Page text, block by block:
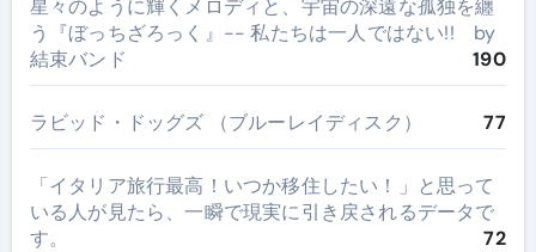
星々のように輝くメロディと、宇宙の深遠な孤独を纏
う『ぼっちざろっく』-- 私たちは一人ではない!! by
結束バンド
190
ラビッド・ドッグズ （ブルーレイディスク） 77
​「イタリア旅行最高！いつか移住したい！」と思って
いる人が見たら、一瞬で現実に引き戻されるデータで
す。
72